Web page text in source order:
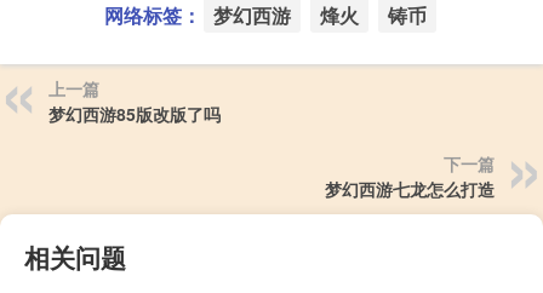
网络标签： 梦幻西游 烽火 铸币
上一篇
梦幻西游85版改版了吗
下一篇
梦幻西游七龙怎么打造
相关问题